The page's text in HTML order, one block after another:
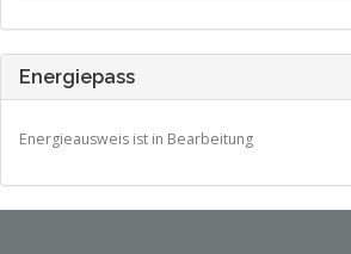
Energiepass
Energieausweis ist in Bearbeitung